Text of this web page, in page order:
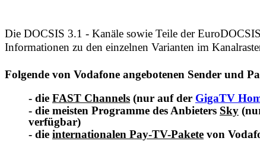
Die DOCSIS 3.1 - Kanäle sowie Teile der
Informationen zu den einzelnen Varianten im
Folgende von Vodafone angebotenen Sender und
- die FAST Channels (nur auf der GigaTV
- die meisten Programme des Anbieters Sky
verfügbar)
- die internationalen Pay-TV-Pakete von